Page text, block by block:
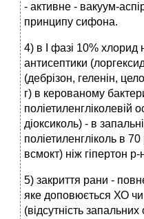
- активне - вакуум-
принципу сифона.
4) в І фазі 10% хлорид
антисептики
(дебрізон, геленін,
г) в керованому
поліетиленгліколевій
діоксиколь) - в
поліетиленгліколь в
всмокт) ніж гіпертон р-
5) закриття рани -
яке доповюється ХО
(відсутність